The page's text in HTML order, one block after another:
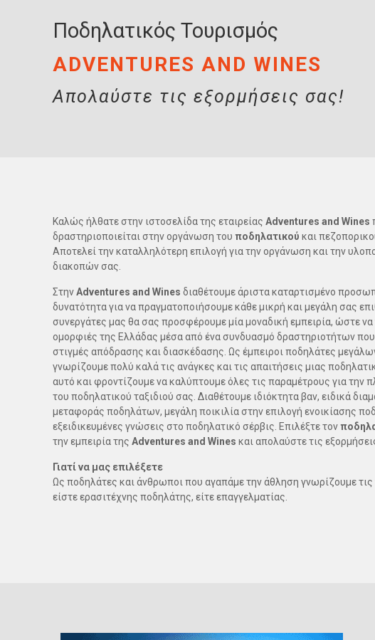
Ποδηλατικός Τουρισμός
ADVENTURES AND WINES
Απολαύστε τις εξορμήσεις σας!
Καλώς ήλθατε στην ιστοσελίδα της εταιρείας Adventures and Wines
δραστηριοποιείται στην οργάνωση του ποδηλατικού και
Αποτελεί την καταλληλότερη επιλογή για την οργάνωση και την
διακοπών σας.
ΣτηνAdventures and Wines διαθέτουμε άριστα καταρτισμένο
δυνατότητα για να πραγματοποιήσουμε κάθε μικρή και μεγάλη σας
συνεργάτες μας θα σας προσφέρουμε μία μοναδική εμπειρία, ώστε να
ομορφιές της Ελλάδας μέσα από ένα συνδυασμό δραστηριοτήτων
στιγμές απόδρασης και διασκέδασης. Ως έμπειροι ποδηλάτες
γνωρίζουμε πολύ καλά τις ανάγκες και τις απαιτήσεις μιας
αυτό και φροντίζουμε να καλύπτουμε όλες τις παραμέτρους για την
του ποδηλατικού ταξιδιού σας. Διαθέτουμε ιδιόκτητα βαν, ειδικά
μεταφοράς ποδηλάτων, μεγάλη ποικιλία στην επιλογή ενοικίασης
εξειδικευμένες γνώσεις στο ποδηλατικό σέρβις. Επιλέξτε τον
την εμπειρία της Adventures and Wines και απολαύστε τις
Γιατί να μας επιλέξετε
Ως ποδηλάτες και άνθρωποι που αγαπάμε την άθληση γνωρίζουμε τις
είστε ερασιτέχνης ποδηλάτης, είτε επαγγελματίας.